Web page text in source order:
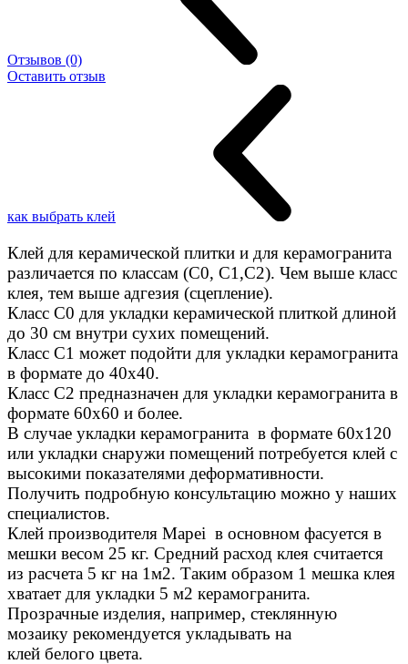
Отзывов (0)
Оставить отзыв
как выбрать клей
Клей для керамической плитки и для керамогранита
различается по классам (C0, C1,C2). Чем выше класс
клея, тем выше адгезия (сцепление).
Класс С0 для укладки керамической плиткой длиной
до 30 см внутри сухих помещений.
Класс C1 может подойти для укладки керамогранита
в формате до 40х40.
Класс C2 предназначен для укладки керамогранита в
формате 60х60 и более.
В случае укладки керамогранита в формате 60х120
или укладки снаружи помещений потребуется клей с
высокими показателями деформативности.
Получить подробную консультацию можно у наших
специалистов.
Клей производителя Mapei в основном фасуется в
мешки весом 25 кг. Средний расход клея считается
из расчета 5 кг на 1м2. Таким образом 1 мешка клея
хватает для укладки 5 м2 керамогранита.
Прозрачные изделия, например, стеклянную
мозаику рекомендуется укладывать на
клей белого цвета.